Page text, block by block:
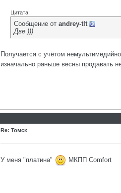
Цитата:
Сообщение от andrey-tlt
Две )))
Получается с учётом
изначально раньше весны продавать
Re: Томск
У меня "платина" МКПП Comfort